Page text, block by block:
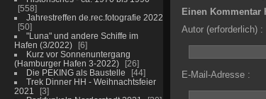
558
Jahrestreffen de.rec.fotografie 2022
50
"Luna" und andere Schiffe im
Hafen (3/2022)
6
Kurz vor Sonnenuntergang
(Hamburger Hafen 3-2022)
26
Die PEKING als Baustelle
44
Trek Dinner HH - Weihnachtsfeier
2021
3
Einen Kommentar
Autor (erforderlich) :
E-Mail-Adresse :